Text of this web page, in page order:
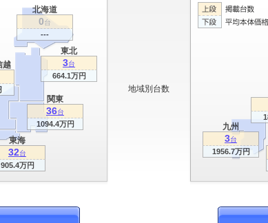
関東
36台
1094.4万円
東海
32台
905.4万円
北海道
0台
---
東北
3台
664.1万円
越
地域別台数
九州
3台
1956.7万円